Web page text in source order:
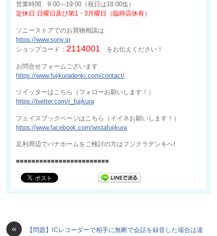
営業時間 9:00～19:00（祝日は18:00迄）
定休日:日曜日及び第1・3月曜日（臨時店休有）
ソニーストアでのお買物相談は
https://www.sony.jp
ショップコード：2114001 をお伝えください！
お問合せフォームございます
https://www.fujikuradenki.com/contact/
ツイッターはこちら（フォローお願いします！）
https://twitter.com/r_fujikura
フェイスブックページはこちら（イイネお願いします！）
https://www.facebook.com/wistafujikura
足利周辺でパナホームをご検討の方はフジクラデンキへ!
■■■■■■■■■■■■■■■■■■■■■■■■
«
【問題】ICレコーダーで相手に無断で会話を録音した場合は違